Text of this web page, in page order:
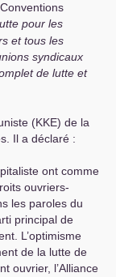
pour les
et tous les
syndicaux
de lutte et
(KKE) de la
Il a déclaré :
ont comme
ouvriers-
les paroles du
principal de
L’optimisme
de la lutte de
ouvrier, l’Alliance